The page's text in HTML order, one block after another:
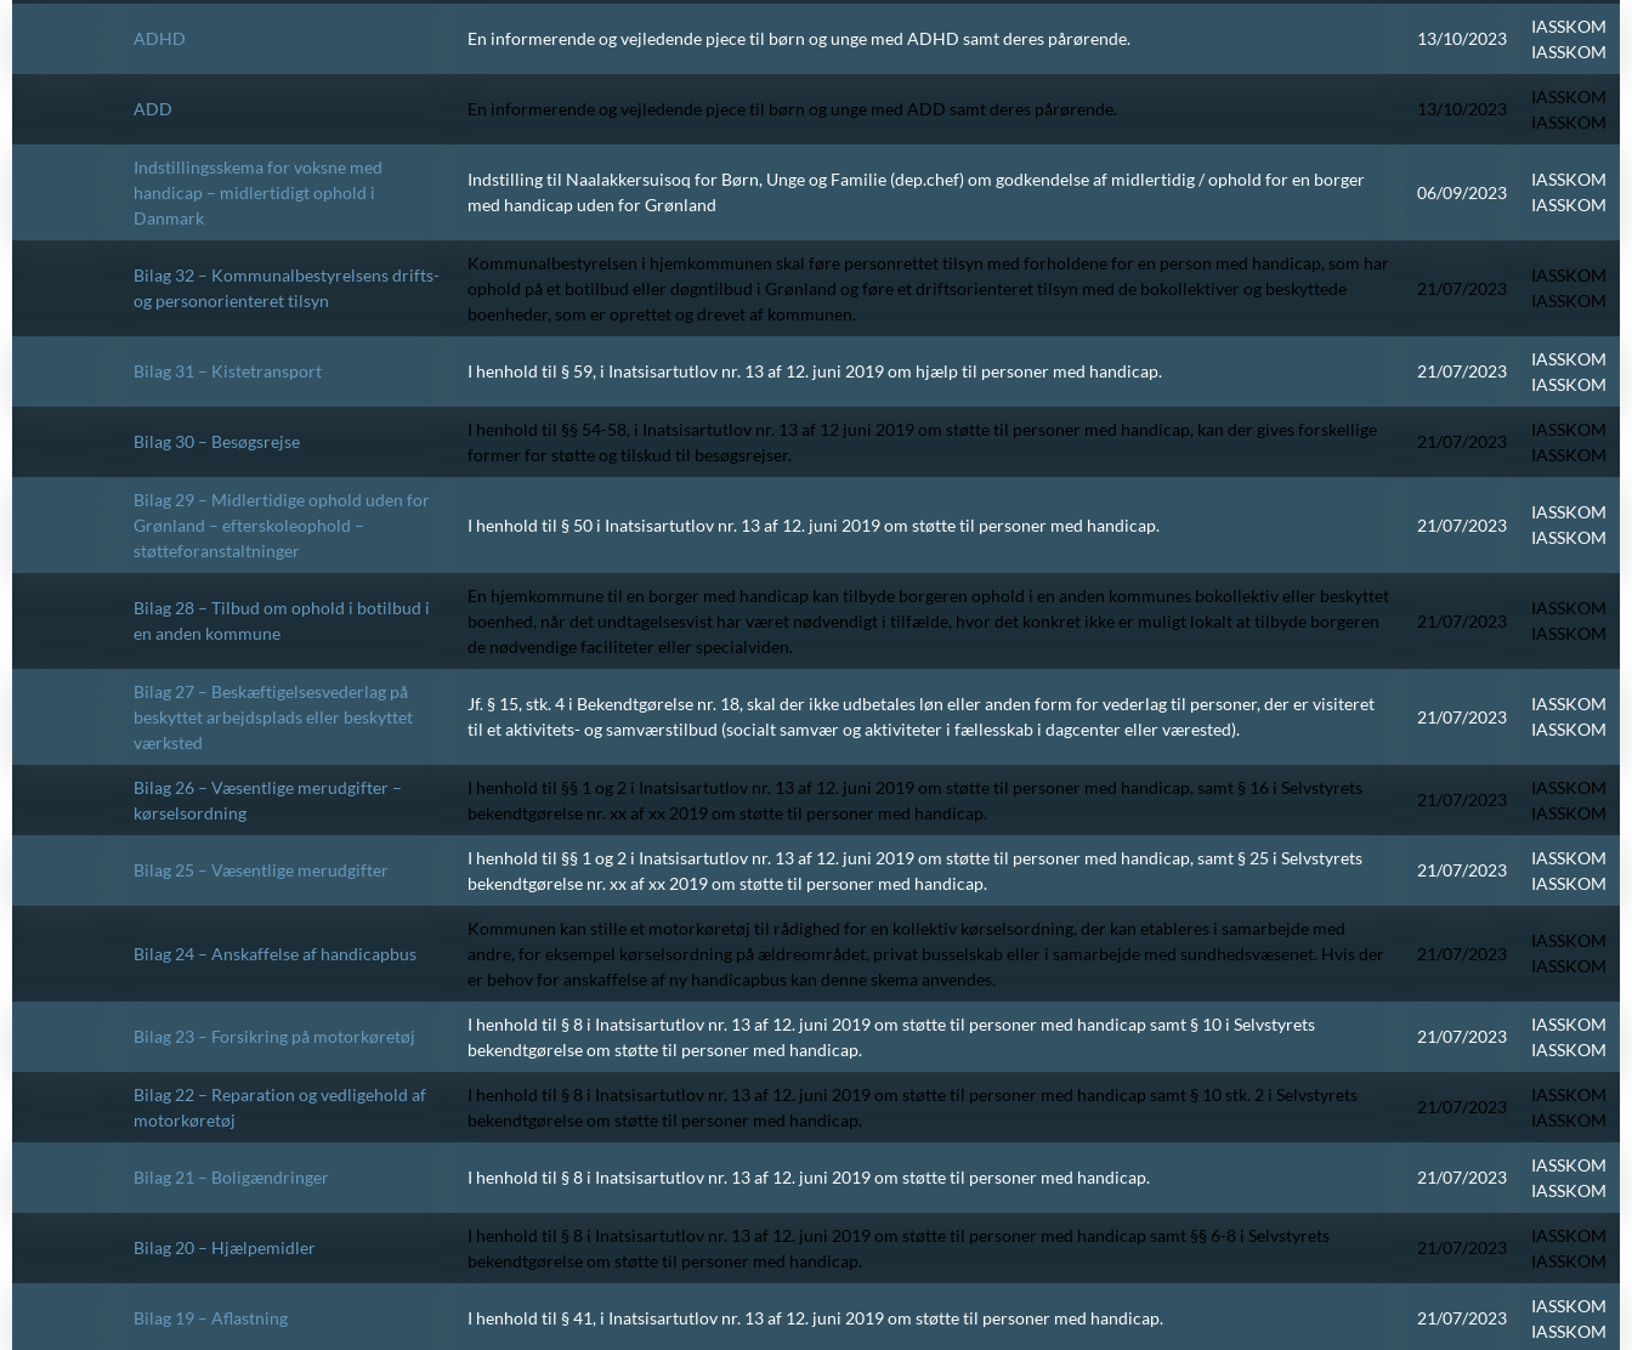
ADHD En informerende og vejledende pjece til børn og unge med ADHD samt deres pårørende. 13/10/2023
IASSKOM
IASSKOM
ADD En informerende og vejledende pjece til børn og unge med ADD samt deres pårørende. 13/10/2023
IASSKOM
IASSKOM
Indstillingsskema for voksne med
handicap – midlertidigt ophold i
Danmark
Indstilling til Naalakkersuisoq for Børn, Unge og Familie (dep.chef) om godkendelse af midlertidig / ophold for en borger
med handicap uden for Grønland
06/09/2023
IASSKOM
IASSKOM
Bilag 32 – Kommunalbestyrelsens drifts-
og personorienteret tilsyn
Kommunalbestyrelsen i hjemkommunen skal føre personrettet tilsyn med forholdene for en person med handicap, som har
ophold på et botilbud eller døgntilbud i Grønland og føre et driftsorienteret tilsyn med de bokollektiver og beskyttede
boenheder, som er oprettet og drevet af kommunen.
21/07/2023
IASSKOM
IASSKOM
Bilag 31 – Kistetransport I henhold til § 59, i Inatsisartutlov nr. 13 af 12. juni 2019 om hjælp til personer med handicap. 21/07/2023
IASSKOM
IASSKOM
Bilag 30 – Besøgsrejse
I henhold til §§ 54-58, i Inatsisartutlov nr. 13 af 12 juni 2019 om støtte til personer med handicap, kan der gives forskellige
former for støtte og tilskud til besøgsrejser.
21/07/2023
IASSKOM
IASSKOM
Bilag 29 – Midlertidige ophold uden for
Grønland – efterskoleophold –
støtteforanstaltninger
I henhold til § 50 i Inatsisartutlov nr. 13 af 12. juni 2019 om støtte til personer med handicap. 21/07/2023
IASSKOM
IASSKOM
Bilag 28 – Tilbud om ophold i botilbud i
en anden kommune
En hjemkommune til en borger med handicap kan tilbyde borgeren ophold i en anden kommunes bokollektiv eller beskyttet
boenhed, når det undtagelsesvist har været nødvendigt i tilfælde, hvor det konkret ikke er muligt lokalt at tilbyde borgeren
de nødvendige faciliteter eller specialviden.
21/07/2023
IASSKOM
IASSKOM
Bilag 27 – Beskæftigelsesvederlag på
beskyttet arbejdsplads eller beskyttet
værksted
Jf. § 15, stk. 4 i Bekendtgørelse nr. 18, skal der ikke udbetales løn eller anden form for vederlag til personer, der er visiteret
til et aktivitets- og samværstilbud (socialt samvær og aktiviteter i fællesskab i dagcenter eller værested).
21/07/2023
IASSKOM
IASSKOM
Bilag 26 – Væsentlige merudgifter –
kørselsordning
I henhold til §§ 1 og 2 i Inatsisartutlov nr. 13 af 12. juni 2019 om støtte til personer med handicap, samt § 16 i Selvstyrets
bekendtgørelse nr. xx af xx 2019 om støtte til personer med handicap.
21/07/2023
IASSKOM
IASSKOM
Bilag 25 – Væsentlige merudgifter
I henhold til §§ 1 og 2 i Inatsisartutlov nr. 13 af 12. juni 2019 om støtte til personer med handicap, samt § 25 i Selvstyrets
bekendtgørelse nr. xx af xx 2019 om støtte til personer med handicap.
21/07/2023
IASSKOM
IASSKOM
Bilag 24 – Anskaffelse af handicapbus
Kommunen kan stille et motorkøretøj til rådighed for en kollektiv kørselsordning, der kan etableres i samarbejde med
andre, for eksempel kørselsordning på ældreområdet, privat busselskab eller i samarbejde med sundhedsvæsenet. Hvis der
er behov for anskaffelse af ny handicapbus kan denne skema anvendes.
21/07/2023
IASSKOM
IASSKOM
Bilag 23 – Forsikring på motorkøretøj
I henhold til § 8 i Inatsisartutlov nr. 13 af 12. juni 2019 om støtte til personer med handicap samt § 10 i Selvstyrets
bekendtgørelse om støtte til personer med handicap.
21/07/2023
IASSKOM
IASSKOM
Bilag 22 – Reparation og vedligehold af
motorkøretøj
I henhold til § 8 i Inatsisartutlov nr. 13 af 12. juni 2019 om støtte til personer med handicap samt § 10 stk. 2 i Selvstyrets
bekendtgørelse om støtte til personer med handicap.
21/07/2023
IASSKOM
IASSKOM
Bilag 21 – Boligændringer I henhold til § 8 i Inatsisartutlov nr. 13 af 12. juni 2019 om støtte til personer med handicap. 21/07/2023
IASSKOM
IASSKOM
Bilag 20 – Hjælpemidler
I henhold til § 8 i Inatsisartutlov nr. 13 af 12. juni 2019 om støtte til personer med handicap samt §§ 6-8 i Selvstyrets
bekendtgørelse om støtte til personer med handicap.
21/07/2023
IASSKOM
IASSKOM
Bilag 19 – Aflastning I henhold til § 41, i Inatsisartutlov nr. 13 af 12. juni 2019 om støtte til personer med handicap. 21/07/2023
IASSKOM
IASSKOM